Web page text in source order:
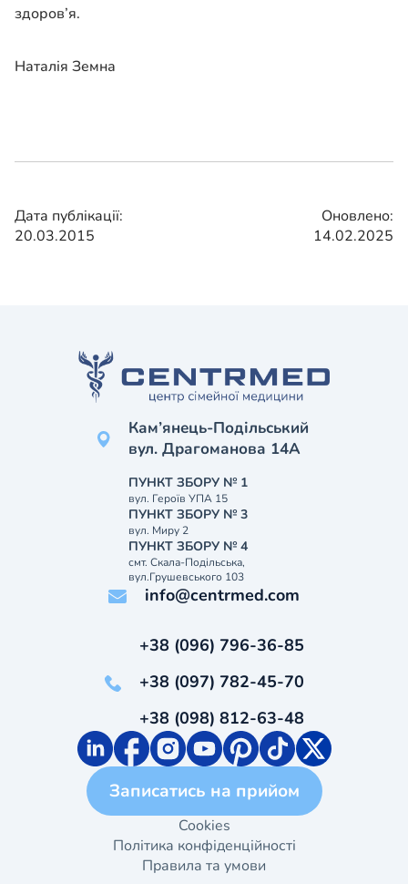
здоров’я.
Наталія Земна
Дата публікації:
20.03.2015
Оновлено:
14.02.2025
Кам’янець-Подільський
вул. Драгоманова 14А
ПУНКТ ЗБОРУ № 1
вул. Героїв УПА 15
ПУНКТ ЗБОРУ № 3
вул. Миру 2
ПУНКТ ЗБОРУ № 4
смт. Скала-Подільська,
вул.Грушевського 103
info@centrmed.com
+38 (096) 796-36-85
+38 (097) 782-45-70
+38 (098) 812-63-48
Записатись на прийом
Cookies
Політика конфіденційності
Правила та умови